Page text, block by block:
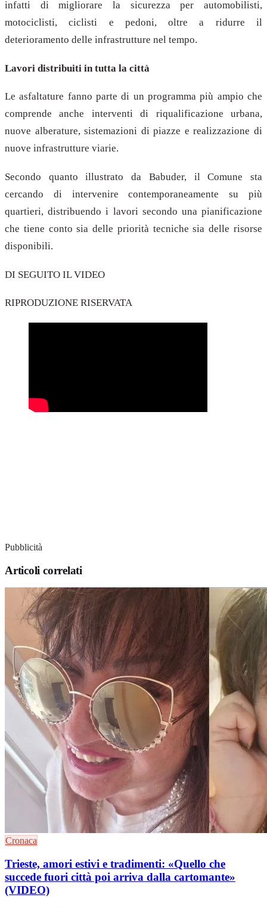
infatti di migliorare la sicurezza per automobilisti,
motociclisti, ciclisti e pedoni, oltre a ridurre il
deterioramento delle infrastrutture nel tempo.
Lavori distribuiti in tutta la città
Le asfaltature fanno parte di un programma più ampio che
comprende anche interventi di riqualificazione urbana,
nuove alberature, sistemazioni di piazze e realizzazione di
nuove infrastrutture viarie.
Secondo quanto illustrato da Babuder, il Comune sta
cercando di intervenire contemporaneamente su più
quartieri, distribuendo i lavori secondo una pianificazione
che tiene conto sia delle priorità tecniche sia delle risorse
disponibili.
DI SEGUITO IL VIDEO
RIPRODUZIONE RISERVATA
Pubblicità
Articoli correlati
Cronaca
Trieste, amori estivi e tradimenti: «Quello che
succede fuori città poi arriva dalla cartomante»
(VIDEO)